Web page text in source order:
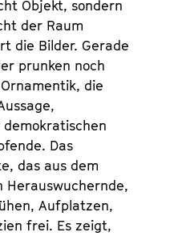
Objekt, sondern
der Raum
die Bilder. Gerade
prunken noch
die
Das
das aus dem
Herauswuchernde,
Aufplatzen,
frei. Es zeigt,